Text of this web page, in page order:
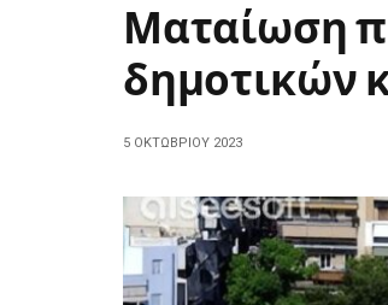
Ματαίωση
δημοτικών
5 ΟΚΤΩΒΡΊΟΥ 2023